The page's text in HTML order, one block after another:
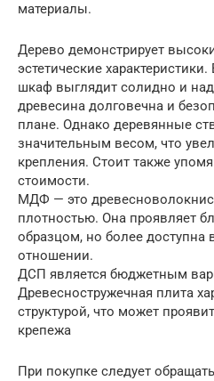
материалы.
Дерево демонстрирует
эстетические
шкаф выглядит солидно и
древесина долговечна и
плане. Однако деревянные
значительным весом, что
крепления. Стоит также
стоимости.
МДФ — это
плотностью. Она проявляет
образцом, но более доступна
отношении.
ДСП является бюджетным
Древесностружечная плита
структурой, что может
крепежа
При покупке следует